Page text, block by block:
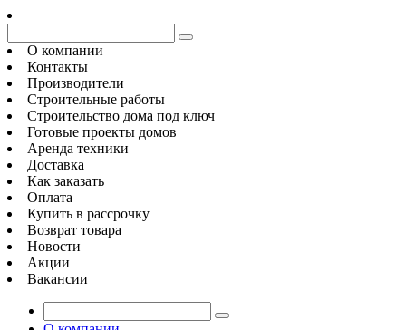
О компании
Контакты
Производители
Строительные работы
Строительство дома под ключ
Готовые проекты домов
Аренда техники
Доставка
Как заказать
Оплата
Купить в рассрочку
Возврат товара
Новости
Акции
Вакансии